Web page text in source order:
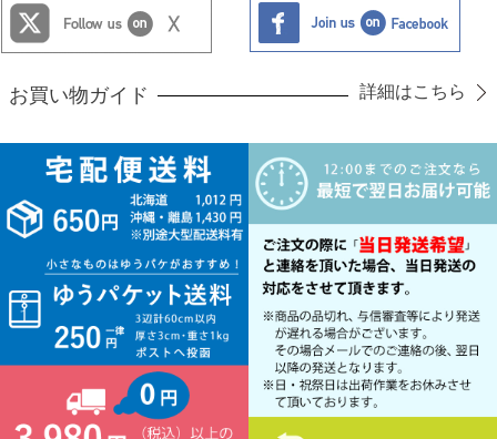
お買い物ガイド 詳細はこちら